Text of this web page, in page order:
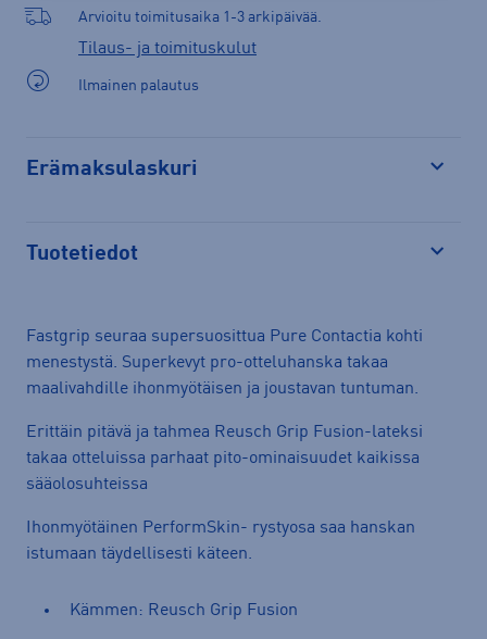
Arvioitu toimitusaika 1-3 arkipäivää.
Tilaus- ja toimituskulut
Ilmainen palautus
Erämaksulaskuri
Tuotetiedot
Fastgrip seuraa supersuosittua Pure Contactia kohti
menestystä. Superkevyt pro-otteluhanska takaa
maalivahdille ihonmyötäisen ja joustavan tuntuman.
Erittäin pitävä ja tahmea Reusch Grip Fusion-lateksi
takaa otteluissa parhaat pito-ominaisuudet kaikissa
sääolosuhteissa
Ihonmyötäinen PerformSkin- rystyosa saa hanskan
istumaan täydellisesti käteen.
Kämmen: Reusch Grip Fusion